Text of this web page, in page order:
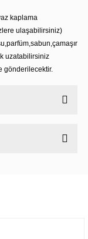
kaplama
ulaşabilirsiniz)
uzatabilirsiniz
gönderilecektir.